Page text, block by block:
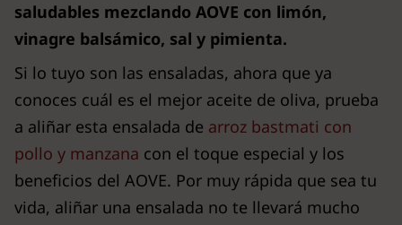
saludables mezclando AOVE con limón,
vinagre balsámico, sal y pimienta.
Si lo tuyo son las ensaladas, ahora que ya
conoces cuál es el mejor aceite de oliva, prueba
a aliñar esta ensalada de arroz bastmati con
pollo y manzana con el toque especial y los
beneficios del AOVE. Por muy rápida que sea tu
vida, aliñar una ensalada no te llevará mucho